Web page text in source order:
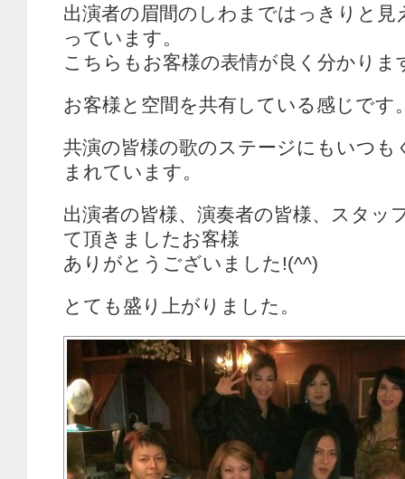
出演者の眉間のしわまではっきりと見
っています。
こちらもお客様の表情が良く分かりま
お客様と空間を共有している感じです
共演の皆様の歌のステージにもいつも
まれています。
出演者の皆様、演奏者の皆様、スタッ
て頂きましたお客様
ありがとうございました!(^^)
とても盛り上がりました。